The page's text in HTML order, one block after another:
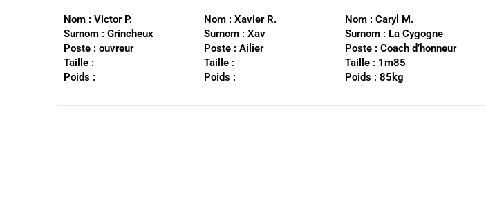
Nom : Victor P.
Surnom : Grincheux
Poste : ouvreur
Taille :
Poids :
Nom : Xavier R.
Surnom : Xav
Poste : Ailier
Taille :
Poids :
Nom : Caryl M.
Surnom : La Cygogne
Poste : Coach d’honneur
Taille : 1m85
Poids : 85kg